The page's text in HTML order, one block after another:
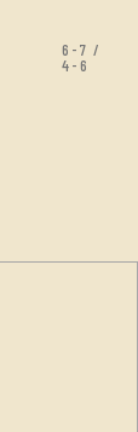
6-7 /
4-6